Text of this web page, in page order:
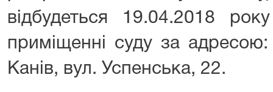
відбудеться 19.04.2018
приміщенні суду за
Канів, вул. Успенська, 22.